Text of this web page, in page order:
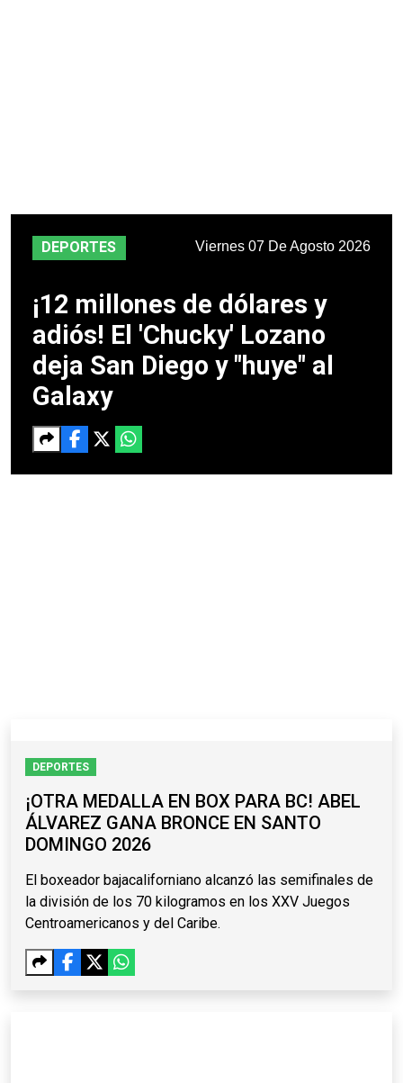
DEPORTES Viernes 07 De Agosto 2026
¡12 millones de dólares y
adiós! El 'Chucky' Lozano
deja San Diego y "huye" al
Galaxy
DEPORTES
¡OTRA MEDALLA EN BOX PARA BC! ABEL
ÁLVAREZ GANA BRONCE EN SANTO
DOMINGO 2026
El boxeador bajacaliforniano alcanzó las semifinales de
la división de los 70 kilogramos en los XXV Juegos
Centroamericanos y del Caribe.